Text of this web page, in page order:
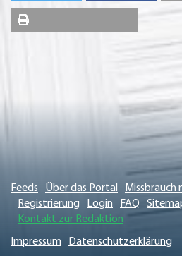
Feeds Über das Portal Missbrauch
Registrierung
Login FAQ
Kontakt zur Redaktion
Impressum
Datenschutzerklärung